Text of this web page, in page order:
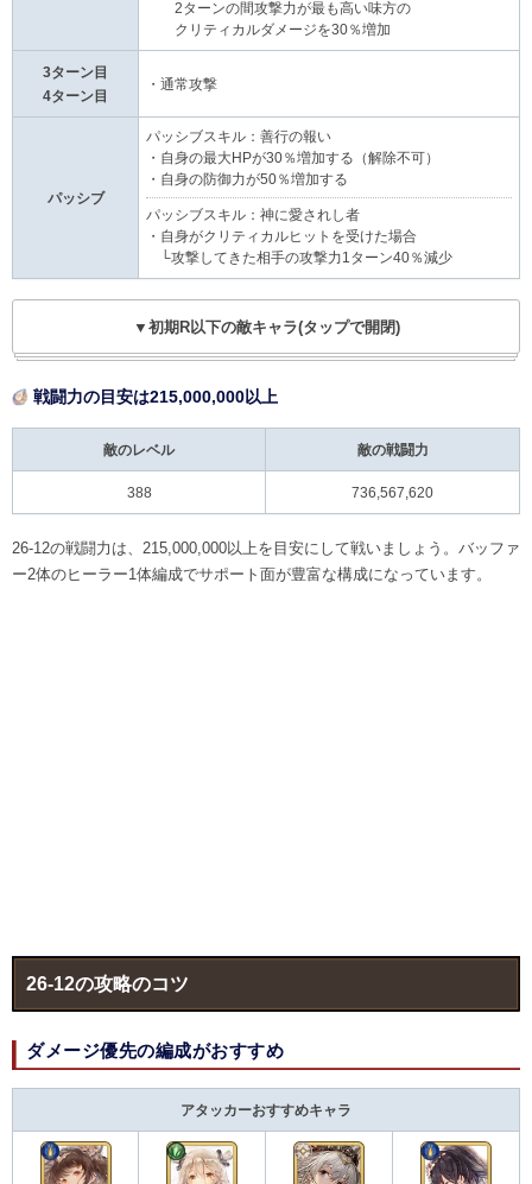
2ターンの間攻撃力が最も高い味方の
クリティカルダメージを30％増加
3ターン目
4ターン目
・通常攻撃
パッシブ
パッシブスキル：善行の報い
・自身の最大HPが30％増加する（解除不可）
・自身の防御力が50％増加する
パッシブスキル：神に愛されし者
・自身がクリティカルヒットを受けた場合
└攻撃してきた相手の攻撃力1ターン40％減少
▼初期R以下の敵キャラ(タップで開閉)
戦闘力の目安は215,000,000以上
敵のレベル 敵の戦闘力
388 736,567,620
26-12の戦闘力は、215,000,000以上を目安にして戦いましょう。バッファ
ー2体のヒーラー1体編成でサポート面が豊富な構成になっています。
26-12の攻略のコツ
ダメージ優先の編成がおすすめ
アタッカーおすすめキャラ